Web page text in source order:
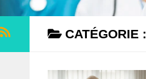
CATÉGORIE :